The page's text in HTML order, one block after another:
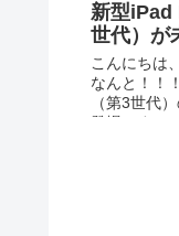
新型iPad
世代）が
こんにちは
なんと！！
（第3世代
登場です！
Pro12.9イ